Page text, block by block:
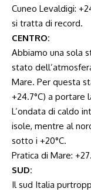
Cuneo Levaldigi:
si tratta di record.
CENTRO:
Abbiamo una sola
stato
Mare. Per questa
+24.7°C) a portare
L’ondata di caldo
isole, mentre al
sotto i +20°C.
Pratica di Mare:
SUD:
Il sud Italia